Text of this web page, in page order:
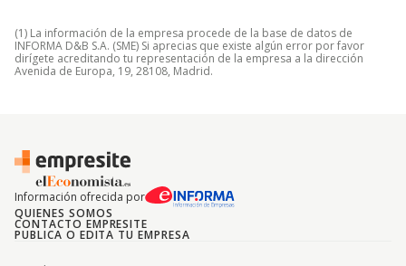
(1) La información de la empresa procede de la base de datos de
INFORMA D&B S.A. (SME) Si aprecias que existe algún error por favor
dirígete acreditando tu representación de la empresa a la dirección
Avenida de Europa, 19, 28108, Madrid.
Información ofrecida por
QUIENES SOMOS
CONTACTO EMPRESITE
PUBLICA O EDITA TU EMPRESA